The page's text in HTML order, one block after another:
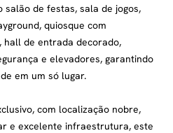
de festas, sala de jogos,
quiosque com
hall de entrada decorado,
e elevadores, garantindo
em um só lugar.
com localização nobre,
e excelente infraestrutura, este